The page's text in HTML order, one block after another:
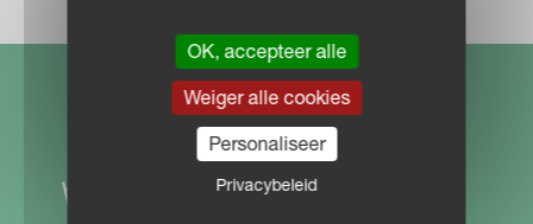
OK, accepteer alle
Weiger alle cookies
Personaliseer
Privacybeleid